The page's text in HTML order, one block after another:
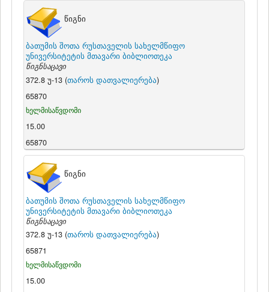
წიგნი
ბათუმის შოთა რუსთაველის სახელმწიფო
უნივერსიტეტის მთავარი ბიბლიოთეკა
წიგნსაცავი
372.8 უ-13 (თაროს დათვალიერება)
65870
ხელმისაწვდომი
15.00
65870
წიგნი
ბათუმის შოთა რუსთაველის სახელმწიფო
უნივერსიტეტის მთავარი ბიბლიოთეკა
წიგნსაცავი
372.8 უ-13 (თაროს დათვალიერება)
65871
ხელმისაწვდომი
15.00